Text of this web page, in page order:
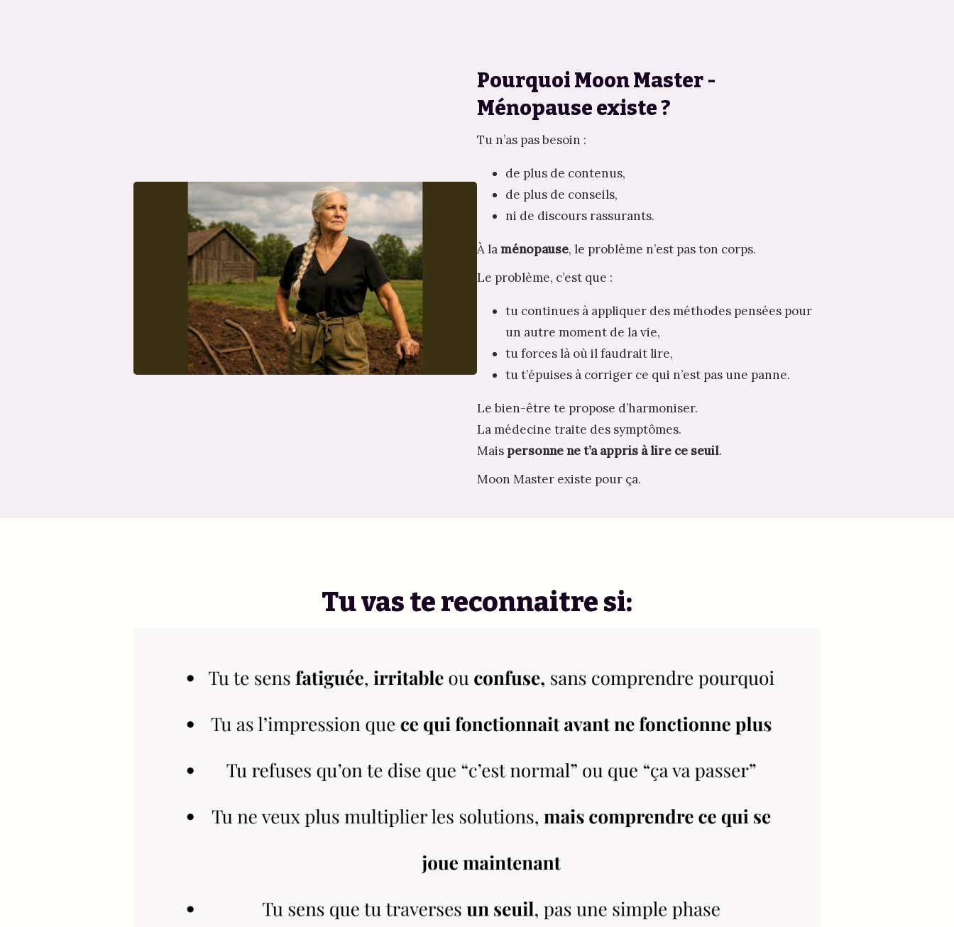
Pourquoi Moon Master -
Ménopause existe ?
Tu n’as pas besoin :
de plus de contenus,
de plus de conseils,
ni de discours rassurants.
À la ménopause, le problème n’est pas ton corps.
Le problème, c’est que :
tu continues à appliquer des méthodes pensées pour
un autre moment de la vie,
tu forces là où il faudrait lire,
tu t’épuises à corriger ce qui n’est pas une panne.
Le bien-être te propose d’harmoniser.
La médecine traite des symptômes.
Mais personne ne t’a appris à lire ce seuil.
Moon Master existe pour ça.
Tu vas te reconnaitre si: